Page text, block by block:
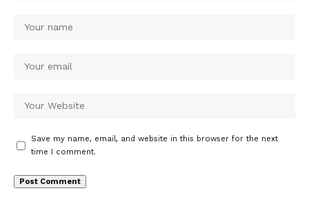
Save my name, email, and website in this browser for the next
time I comment.